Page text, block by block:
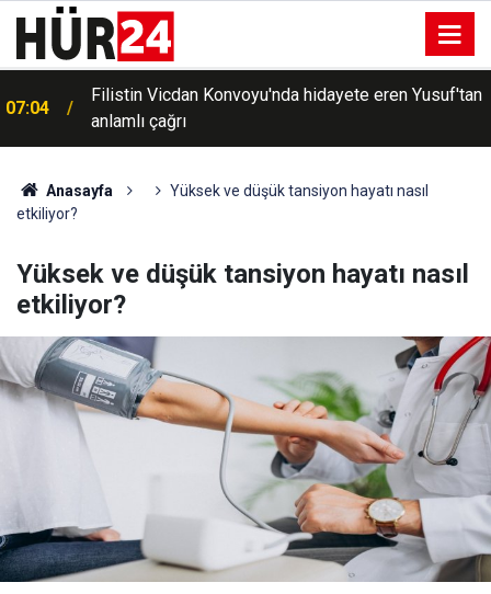
07:04
Filistin Vicdan Konvoyu'nda hidayete eren Yusuf'tan
anlamlı çağrı
06:48
HÜDA PAR Adana İl Başkanı Beyazçiçek: "Gazze'de
yaşanan vahşeti unutturmayacağız"
Anasayfa
Yüksek ve düşük tansiyon hayatı nasıl
etkiliyor?
Yüksek ve düşük tansiyon hayatı nasıl
etkiliyor?